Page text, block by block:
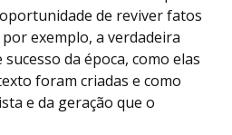
de reviver fatos
exemplo, a verdadeira
da época, como elas
foram criadas e como
e da geração que o